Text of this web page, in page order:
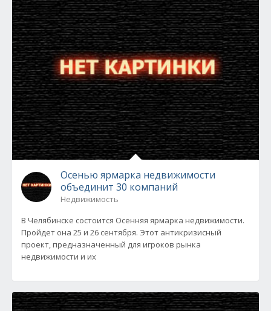
Осенью ярмарка недвижимости
объединит 30 компаний
Недвижимость
В Челябинске состоится Осенняя ярмарка недвижимости.
Пройдет она 25 и 26 сентября. Этот антикризисный
проект, предназначенный для игроков рынка
недвижимости и их